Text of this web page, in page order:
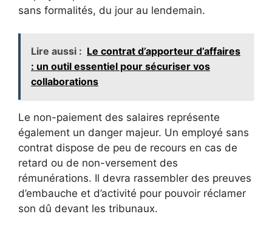
sans formalités, du jour au lendemain.
Lire aussi : Le contrat d’apporteur d’affaires
: un outil essentiel pour sécuriser vos
collaborations
Le non-paiement des salaires représente
également un danger majeur. Un employé sans
contrat dispose de peu de recours en cas de
retard ou de non-versement des
rémunérations. Il devra rassembler des preuves
d’embauche et d’activité pour pouvoir réclamer
son dû devant les tribunaux.